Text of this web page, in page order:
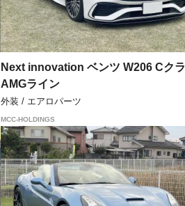
Next innovation ベンツ W206 Cク
AMGライン
外装 / エアロパーツ
MCC-HOLDINGS